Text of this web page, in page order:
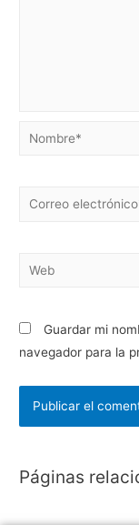
Guardar mi
navegador para la
Páginas